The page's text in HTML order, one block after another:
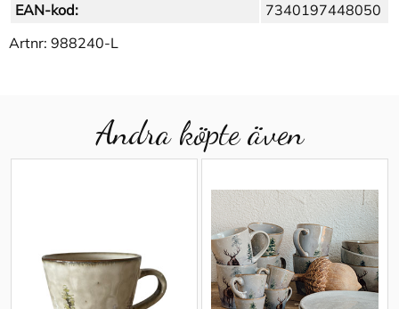
EAN-kod:
7340197448050
Artnr: 988240-L
Andra köpte även